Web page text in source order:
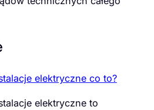
elektryczne co to?
elektryczne to